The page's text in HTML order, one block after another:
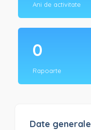
Ani de activitate
0
Rapoarte
Date generale